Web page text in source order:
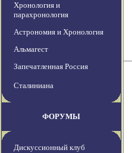
Хронология и
парахронология
Астрономия и Хронология
Альмагест
Запечатленная Россия
Сталиниана
ФОРУМЫ
Дискуссионный клуб